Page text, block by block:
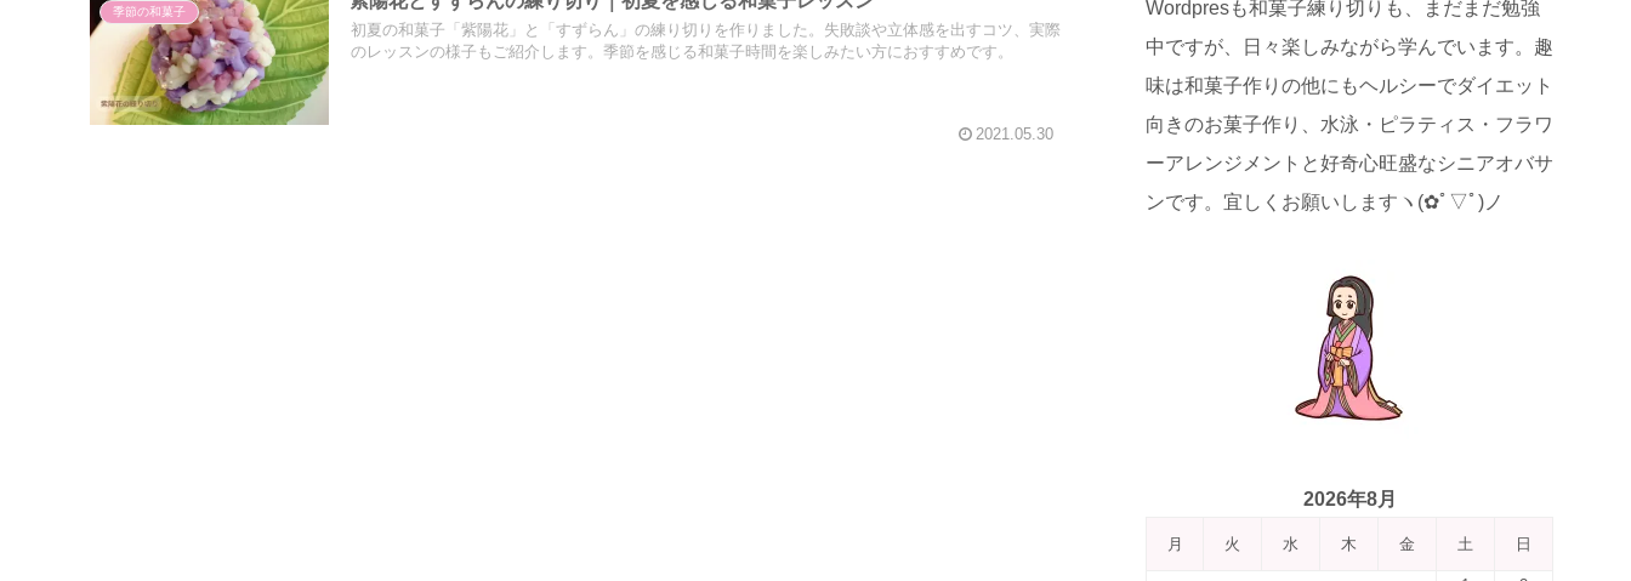
季節の和菓子
初夏の和菓子「紫陽花」と「すずらん」の練り切りを作りました。失敗談や立体感を出すコツ、実際
のレッスンの様子もご紹介します。季節を感じる和菓子時間を楽しみたい方におすすめです。
2021.05.30
Wordpresも和菓子練り切りも、まだまだ勉強
中ですが、日々楽しみながら学んでいます。趣
味は和菓子作りの他にもヘルシーでダイエット
向きのお菓子作り、水泳・ピラティス・フラワ
ーアレンジメントと好奇心旺盛なシニアオバサ
ンです。宜しくお願いしますヽ(✿ﾟ▽ﾟ)ノ
2026年8月
月 火 水 木 金 土 日